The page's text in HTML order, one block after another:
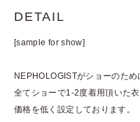
DETAIL
[sample for show]
NEPHOLOGISTがショーのため
全てショーで1-2度着用頂いた衣
価格を低く設定しております。